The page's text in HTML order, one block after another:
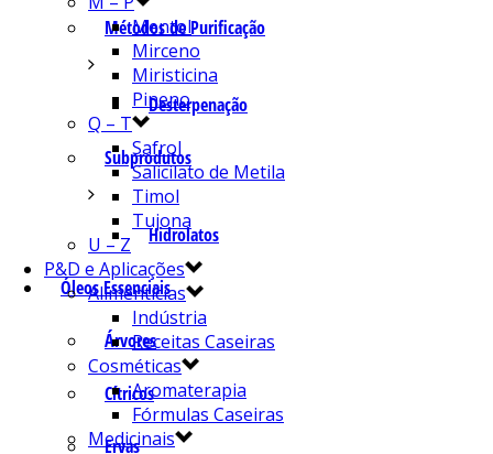
Métodos de Purificação
Desterpenação
Subprodutos
Hidrolatos
Óleos Essenciais
Árvores
Cítricos
Ervas
Mentol
Mirceno
Miristicina
Pineno
Q – T
Safrol
Salicilato de Metila
Timol
Tujona
U – Z
P&D e Aplicações
Alimentícias
Indústria
Receitas Caseiras
Cosméticas
Aromaterapia
Fórmulas Caseiras
Medicinais